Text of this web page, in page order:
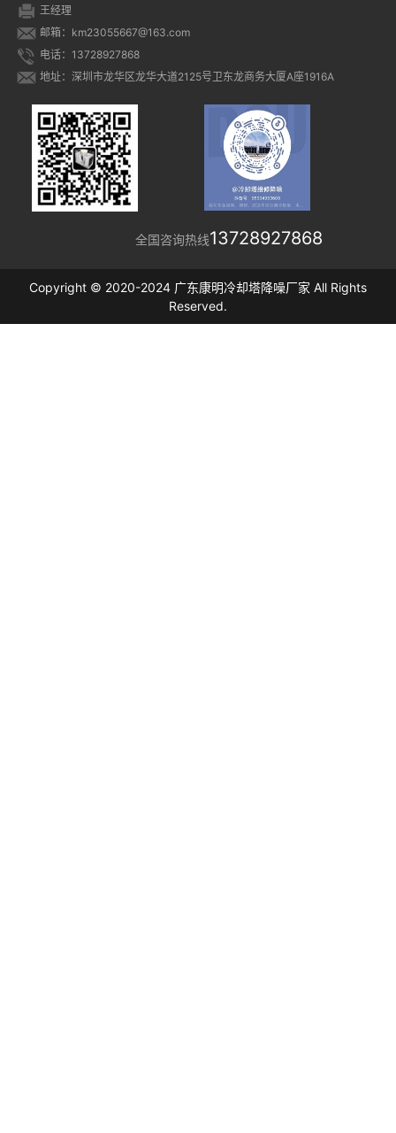
王经理
邮箱：km23055667@163.com
电话：13728927868
地址：深圳市龙华区龙华大道2125号卫东龙商务大厦A座1916A
全国咨询热线13728927868
Copyright © 2020-2024 广东康明冷却塔降噪厂家 All Rights
Reserved.